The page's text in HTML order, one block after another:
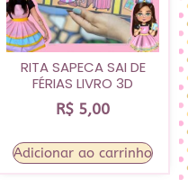
RITA SAPECA SAI DE
FÉRIAS LIVRO 3D
R$ 5,00
Adicionar ao carrinho